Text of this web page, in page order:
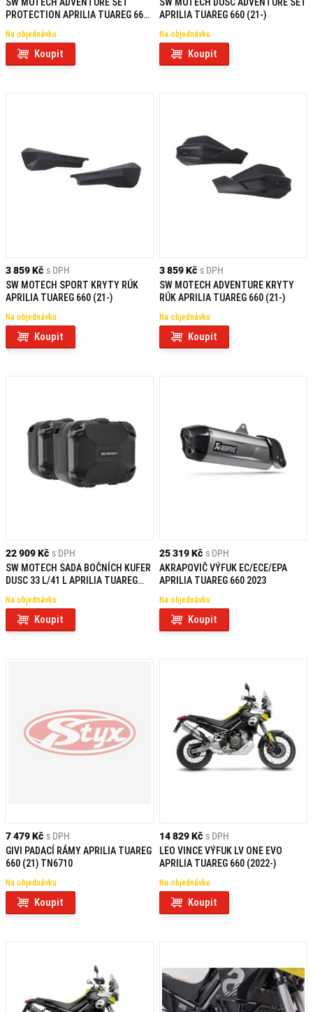
PROTECTION APRILIA TUAREG 660
Na objednávku
Koupit
APRILIA TUAREG 660 (21-)
Na objednávku
Koupit
3 859 Kč s DPH
SW MOTECH SPORT KRYTY RÚK
APRILIA TUAREG 660 (21-)
Na objednávku
Koupit
3 859 Kč s DPH
SW MOTECH ADVENTURE KRYTY
RÚK APRILIA TUAREG 660 (21-)
Na objednávku
Koupit
22 909 Kč s DPH
SW MOTECH SADA BOČNÍCH KUFER
DUSC 33 L/41 L APRILIA TUAREG
Na objednávku
Koupit
25 319 Kč s DPH
AKRAPOVIČ VÝFUK EC/ECE/EPA
APRILIA TUAREG 660 2023
Na objednávku
Koupit
7 479 Kč s DPH
GIVI PADACÍ RÁMY APRILIA TUAREG
660 (21) TN6710
Na objednávku
Koupit
14 829 Kč s DPH
LEO VINCE VÝFUK LV ONE EVO
APRILIA TUAREG 660 (2022-)
Na objednávku
Koupit